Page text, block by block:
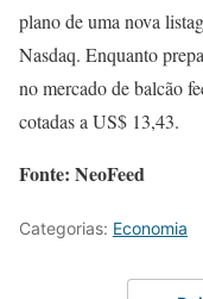
plano de uma nova
Nasdaq. Enquanto
no mercado de balcão
cotadas a US$ 13,43.
Fonte: NeoFeed
Categorias: Economia